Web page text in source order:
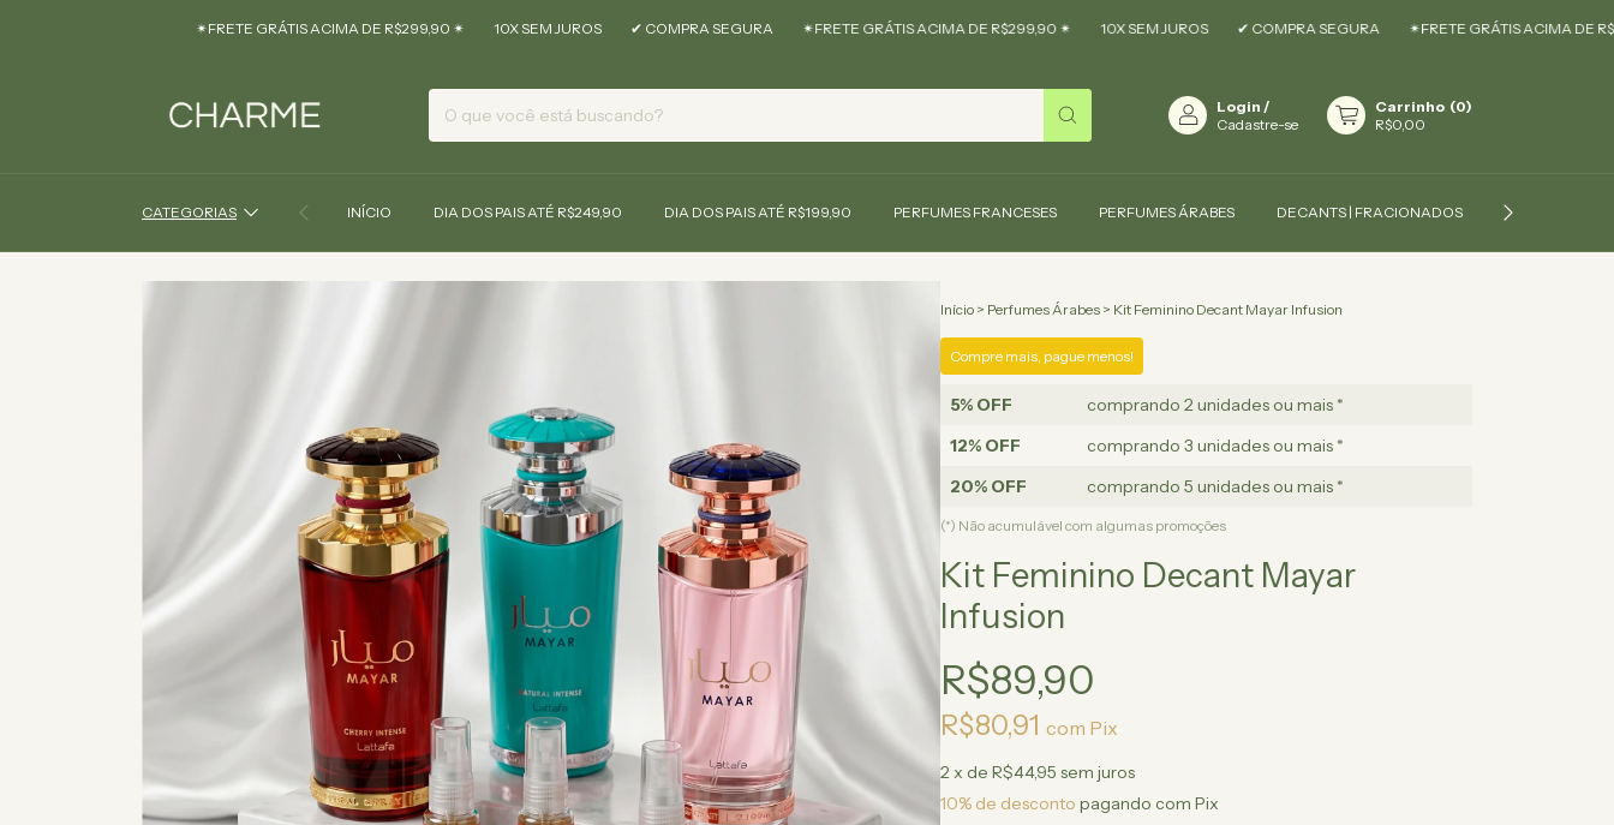
✴︎FRETE GRÁTIS ACIMA DE R$299,90 ✴︎ 10X SEM JUROS ✔ COMPRA SEGURA ✴︎FRETE GRÁTIS ACIMA DE R$299,90 ✴︎ 10X SEM JUROS ✔ COMPRA SEGURA ✴︎FRETE GRÁTIS ACIMA DE R$299,90 ✴︎
Login /
Cadastre-se
Carrinho (0)
R$0,00
CATEGORIAS INÍCIO DIA DOS PAIS ATÉ R$249,90 DIA DOS PAIS ATÉ R$199,90 PERFUMES FRANCESES PERFUMES ÁRABES DECANTS | FRACIONADOS COMPRE POR
Início > Perfumes Árabes > Kit Feminino Decant Mayar Infusion
Compre mais, pague menos!
5% OFF
comprando 2 unidades ou mais *
12% OFF
comprando 3 unidades ou mais *
20% OFF
comprando 5 unidades ou mais *
(*) Não acumulável com algumas promoções
Kit Feminino Decant Mayar
Infusion
R$89,90
R$80,91 com Pix
2x de R$44,95 sem juros
10% de desconto pagando com Pix